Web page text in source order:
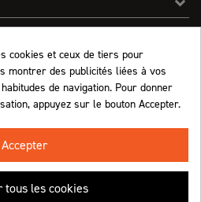
cookies et ceux de tiers pour
montrer des publicités liées à vos
de navigation. Pour donner
appuyez sur le bouton Accepter.
Accepter
tous les cookies